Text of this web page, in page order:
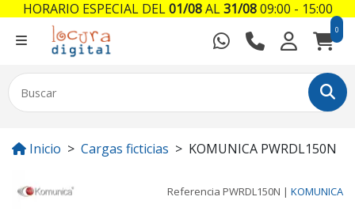
0
Inicio Cargas ficticias KOMUNICA PWRDL150N
Referencia PWRDL150N | KOMUNICA
HORARIO ESPECIAL DEL01/08AL31/0809:00 - 15:00